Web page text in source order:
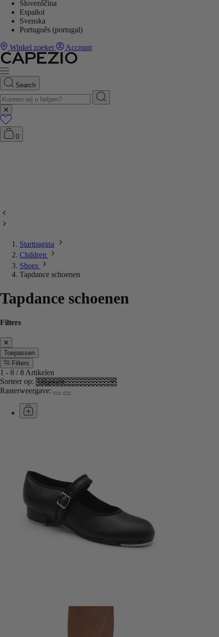
Slovenščina
Español
Svenska
Português (portugal)
Winkel zoeker Account
Search
0
Startpagina
Children
Shoes
Tapdance schoenen
Tapdance schoenen
Filters
Toepassen
Filters
1 - 8 / 8 Artikelen
Sorteer op:
Rasterweergave: